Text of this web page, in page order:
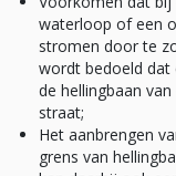
waterloop of een
stromen door te
wordt bedoeld dat
de hellingbaan
straat;
Het aanbrengen
grens van